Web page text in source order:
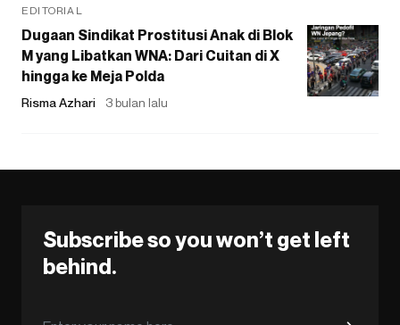
EDITORIAL
Dugaan Sindikat Prostitusi Anak di Blok
M yang Libatkan WNA: Dari Cuitan di X
hingga ke Meja Polda
Risma Azhari 3 bulan lalu
Subscribe so you won’t get left
behind.